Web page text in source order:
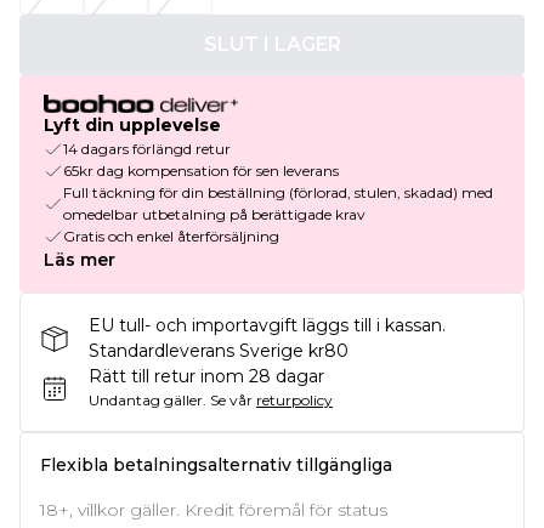
SLUT I LAGER
Lyft din upplevelse
14 dagars förlängd retur
65kr dag kompensation för sen leverans
Full täckning för din beställning (förlorad, stulen, skadad) med
omedelbar utbetalning på berättigade krav
Gratis och enkel återförsäljning
Läs mer
EU tull- och importavgift läggs till i kassan.
Standardleverans Sverige kr80
Rätt till retur inom 28 dagar
Undantag gäller. Se vår returpolicy
Flexibla betalningsalternativ tillgängliga
18+, villkor gäller. Kredit föremål för status